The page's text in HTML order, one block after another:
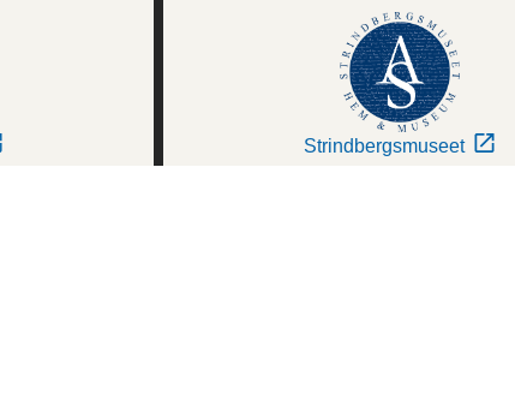
Strindbergsmuseet